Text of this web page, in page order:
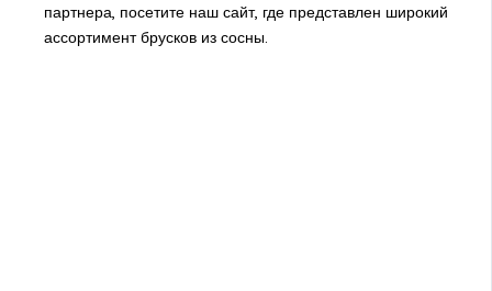
партнера, посетите наш сайт, где представлен широкий
ассортимент брусков из сосны.